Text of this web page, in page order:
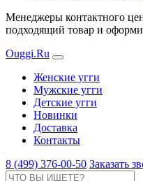
Менеджеры контактного
подходящий товар и
Ouggi.Ru
Женские угги
Мужские угги
Детские угги
Новинки
Доставка
Контакты
8 (499) 376-00-50 Заказать